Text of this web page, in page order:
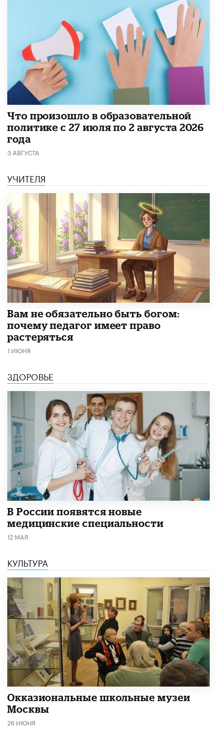
​Что произошло в образовательной
политике с 27 июля по 2 августа 2026
года
3 АВГУСТА
УЧИТЕЛЯ
​Вам не обязательно быть богом:
почему педагог имеет право
растеряться
1 ИЮНЯ
ЗДОРОВЬЕ
В России появятся новые
медицинские специальности
12 МАЯ
КУЛЬТУРА
​Окказиональные школьные музеи
Москвы
26 ИЮНЯ